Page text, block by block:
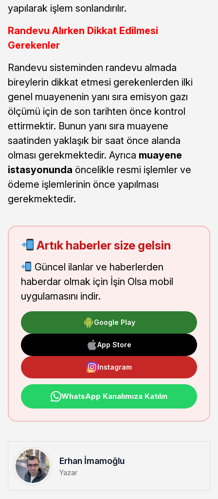
yapılarak işlem sonlandırılır.
Randevu Alırken Dikkat Edilmesi
Gerekenler
Randevu sisteminden randevu almada
bireylerin dikkat etmesi gerekenlerden ilki
genel muayenenin yanı sıra emisyon gazı
ölçümü için de son tarihten önce kontrol
ettirmektir. Bunun yanı sıra muayene
saatinden yaklaşık bir saat önce alanda
olması gerekmektedir. Ayrıca muayene
istasyonunda öncelikle resmi işlemler ve
ödeme işlemlerinin önce yapılması
gerekmektedir.
Artık haberler size gelsin
Güncel ilanlar ve haberlerden
haberdar olmak için İşin Olsa mobil
uygulamasını indir.
Google Play
App Store
Instagram
WhatsApp Kanalımıza Katılın
Erhan İmamoğlu
Yazar